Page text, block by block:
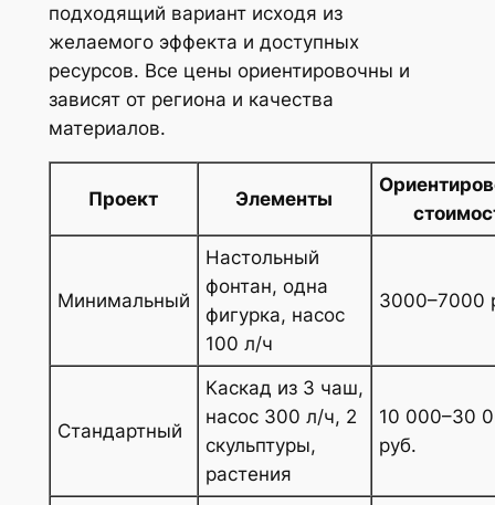
подходящий вариант исходя из
желаемого эффекта и доступных
ресурсов. Все цены ориентировочны и
зависят от региона и качества
материалов.
Проект Элементы
Минимальный
Настольный
фонтан, одна
фигурка, насос
100 л/ч
3000–7000
Стандартный
Каскад из 3 чаш,
насос 300 л/ч, 2
скульптуры,
растения
10 000–30
руб.